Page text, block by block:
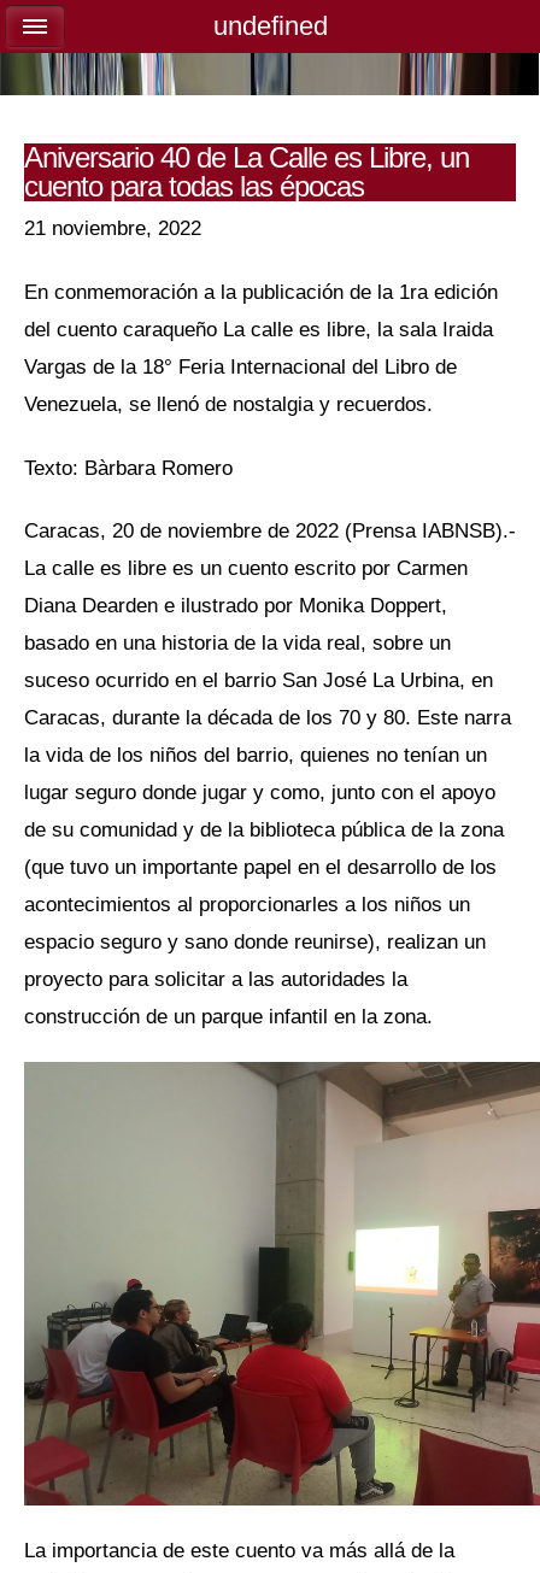
Aniversario 40 de La Calle es Libre, un
cuento para todas las épocas
21 noviembre, 2022
En conmemoración a la publicación de la 1ra edición
del cuento caraqueño La calle es libre, la sala Iraida
Vargas de la 18° Feria Internacional del Libro de
Venezuela, se llenó de nostalgia y recuerdos.
Texto: Bàrbara Romero
Caracas, 20 de noviembre de 2022 (Prensa IABNSB).-
La calle es libre es un cuento escrito por Carmen
Diana Dearden e ilustrado por Monika Doppert,
basado en una historia de la vida real, sobre un
suceso ocurrido en el barrio San José La Urbina, en
Caracas, durante la década de los 70 y 80. Este narra
la vida de los niños del barrio, quienes no tenían un
lugar seguro donde jugar y como, junto con el apoyo
de su comunidad y de la biblioteca pública de la zona
(que tuvo un importante papel en el desarrollo de los
acontecimientos al proporcionarles a los niños un
espacio seguro y sano donde reunirse), realizan un
proyecto para solicitar a las autoridades la
construcción de un parque infantil en la zona.
La importancia de este cuento va más allá de la
undefined
undefined